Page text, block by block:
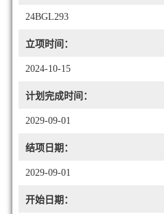
24BGL293
立项时间：
2024-10-15
计划完成时间：
2029-09-01
结项日期：
2029-09-01
开始日期：